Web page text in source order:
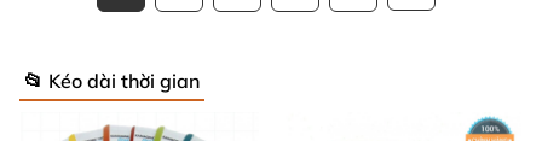
📂 Kéo dài thời gian